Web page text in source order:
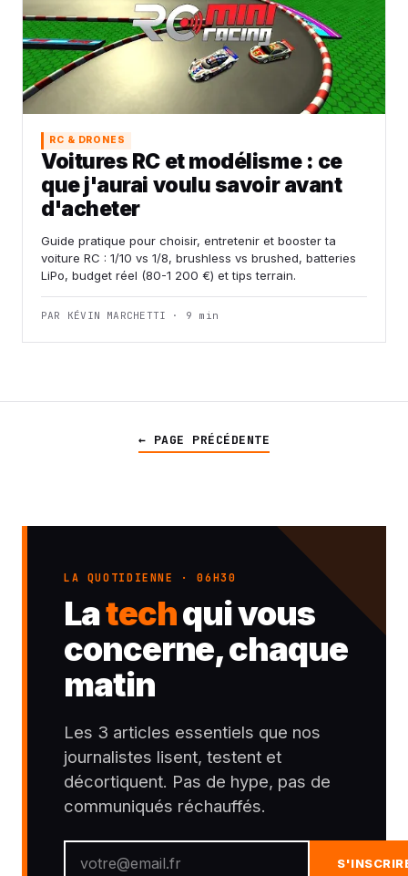
RC & DRONES
Voitures RC et modélisme : ce
que j'aurai voulu savoir avant
d'acheter
Guide pratique pour choisir, entretenir et booster ta
voiture RC : 1/10 vs 1/8, brushless vs brushed, batteries
LiPo, budget réel (80-1 200 €) et tips terrain.
PAR KÉVIN MARCHETTI · 9 min
← PAGE PRÉCÉDENTE
LA QUOTIDIENNE · 06H30
Latechqui vous
concerne, chaque
matin
Les 3 articles essentiels que nos
journalistes lisent, testent et
décortiquent. Pas de hype, pas de
communiqués réchauffés.